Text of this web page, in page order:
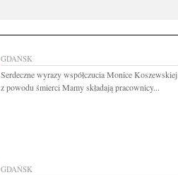
GDAŃSK
Serdeczne wyrazy współczucia Monice Koszewskiej
z powodu śmierci Mamy składają pracownicy...
GDAŃSK